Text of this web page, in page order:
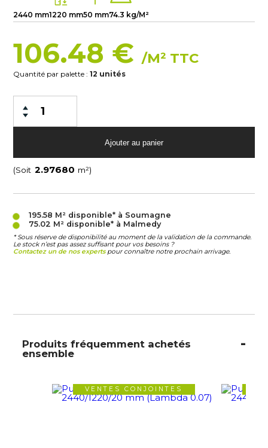
2440 mm1220 mm50 mm74.3 kg/M²
106.48 €/M² TTC
Quantité par palette :12 unités
(Soit m²)
195.58 M²disponible* à Soumagne
75.02 M²disponible* à Malmedy
* Sous réserve de disponibilité au moment de la validation de la commande.
Le stock n’est pas assez suffisant pour vos besoins ?
Contactez un de nos expertspour connaître notre prochain arrivage.
Produits fréquemment achetés
ensemble
VENTES CONJOINTES